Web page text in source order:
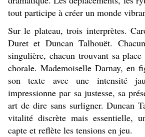
tout participe à créer un monde
Sur le plateau, trois interprètes.
Duret et Duncan Talhouët.
singulière, chacun trouvant sa
chorale. Mademoiselle Darnay, en
son texte avec une intensité
impressionne par sa justesse, sa
art de dire sans surligner. Duncan
vitalité discrète mais essentielle,
capte et reflète les tensions en jeu.